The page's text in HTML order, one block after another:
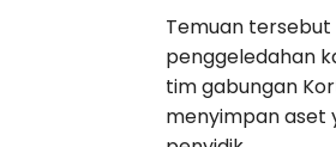
Temuan
penggeledahan
tim gabungan
menyimpan aset